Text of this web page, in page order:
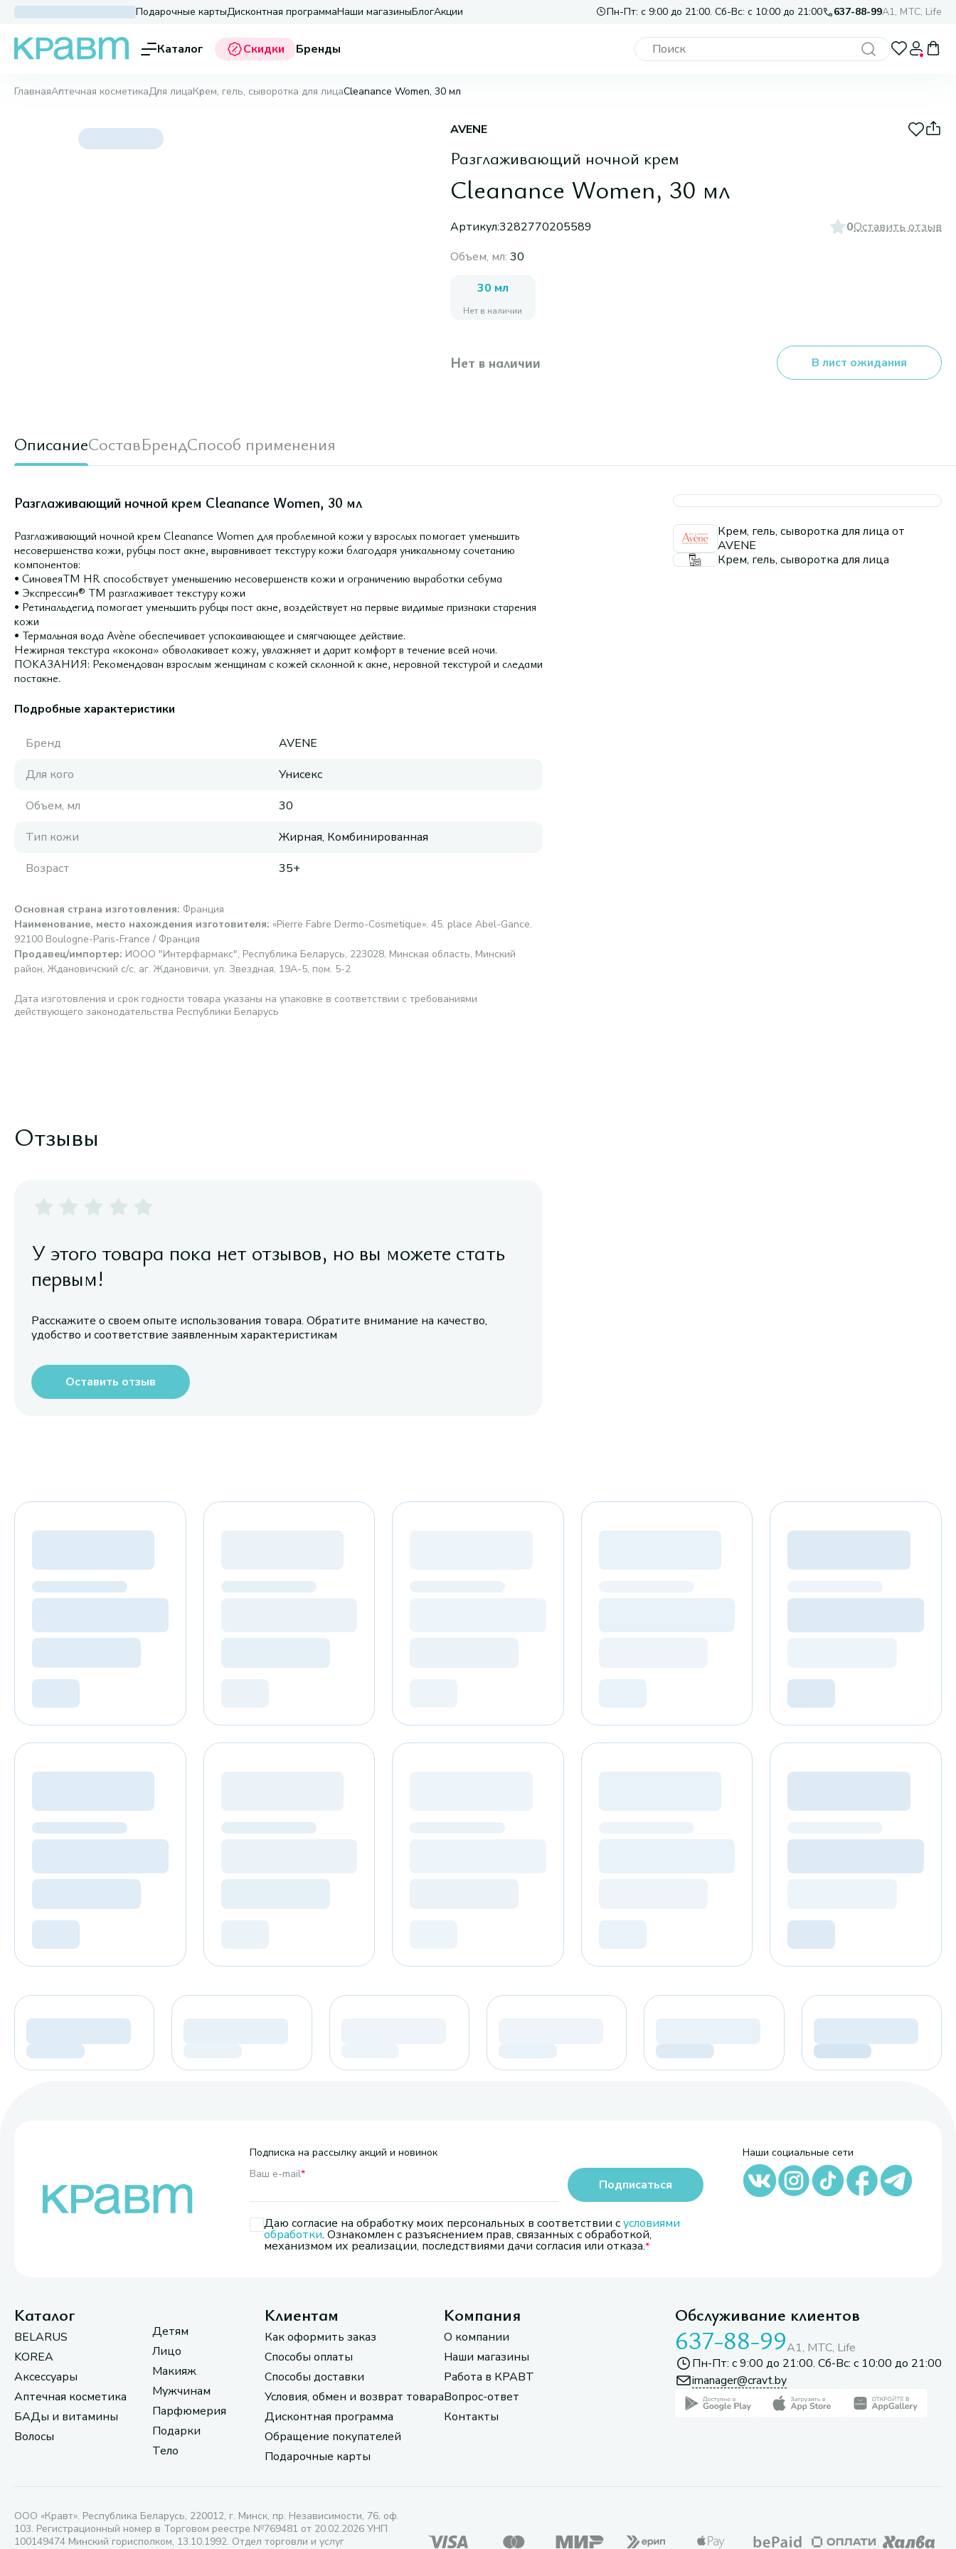
Подарочные картыДисконтная программаНаши магазиныБлогАкции Пн-Пт: с 9:00 до 21:00. Сб-Вс: с 10:00 до 21:00 637-88-99A1, МТС, Life
Каталог Скидки Бренды
ГлавнаяАптечная косметикаДля лицаКрем, гель, сыворотка для лицаCleanance Women, 30 мл
AVENE
Разглаживающий ночной крем
Cleanance Women, 30 мл
Артикул:3282770205589 0Оставить отзыв
Объем, мл: 30
30 мл
Нет в наличии
Нет в наличии В лист ожидания
ОписаниеСоставБрендСпособ применения
Разглаживающий ночной крем Cleanance Women, 30 мл
Разглаживающий ночной крем Cleanance Women для проблемной кожи у взрослых помогает уменьшить
несовершенства кожи, рубцы пост акне, выравнивает текстуру кожи благодаря уникальному сочетанию
компонентов:
• СиновеяTM HR способствует уменьшению несовершенств кожи и ограничению выработки себума
• Экспрессин® TM разглаживает текстуру кожи
• Ретинальдегид помогает уменьшить рубцы пост акне, воздействует на первые видимые признаки старения
кожи
• Термальная вода Avène обеспечивает успокаивающее и смягчающее действие.
Нежирная текстура «кокона» обволакивает кожу, увлажняет и дарит комфорт в течение всей ночи.
ПОКАЗАНИЯ: Рекомендован взрослым женщинам с кожей склонной к акне, неровной текстурой и следами
постакне.
Подробные характеристики
Бренд
AVENE
Для кого
Унисекс
Объем, мл
30
Тип кожи
Жирная, Комбинированная
Возраст
35+
Основная страна изготовления: Франция
Наименование, место нахождения изготовителя: «Pierre Fabre Dermo-Cosmetique». 45. place Abel-Gance.
92100 Boulogne-Paris-France / Франция
Продавец/импортер: ИООО "Интерфармакс", Республика Беларусь, 223028, Минская область, Минский
район, Ждановичский с/с, аг. Ждановичи, ул. Звездная, 19А-5, пом. 5-2
Дата изготовления и срок годности товара указаны на упаковке в соответствии с требованиями
действующего законодательства Республики Беларусь
Крем, гель, сыворотка для лица от
AVENE
Крем, гель, сыворотка для лица
Отзывы
У этого товара пока нет отзывов, но вы можете стать
первым!
Расскажите о своем опыте использования товара. Обратите внимание на качество,
удобство и соответствие заявленным характеристикам
Оставить отзыв
Подписка на рассылку акций и новинок
Ваш e-mail*
Даю согласие на обработку моих персональных в соответствии сусловиями
обработки. Ознакомлен с разъяснением прав, связанных с обработкой,
механизмом их реализации, последствиями дачи согласия или отказа.
Подписаться
Наши социальные сети
Каталог
BELARUS
KOREA
Аксессуары
Аптечная косметика
БАДы и витамины
Волосы
Детям
Лицо
Макияж
Мужчинам
Парфюмерия
Подарки
Тело
Клиентам
Как оформить заказ
Способы оплаты
Способы доставки
Условия, обмен и возврат товара
Дисконтная программа
Обращение покупателей
Подарочные карты
Компания
О компании
Наши магазины
Работа в КРАВТ
Вопрос-ответ
Контакты
Обслуживание клиентов
637-88-99A1, МТС, Life
Пн-Пт: с 9:00 до 21:00. Сб-Вс: с 10:00 до 21:00
imanager@cravt.by
ООО «Кравт». Республика Беларусь, 220012, г. Минск, пр. Независимости, 76, оф.
103. Регистрационный номер в Торговом реестре №769481 от 20.02.2026 УНП
100149474 Минский горисполком, 13.10.1992. Отдел торговли и услуг